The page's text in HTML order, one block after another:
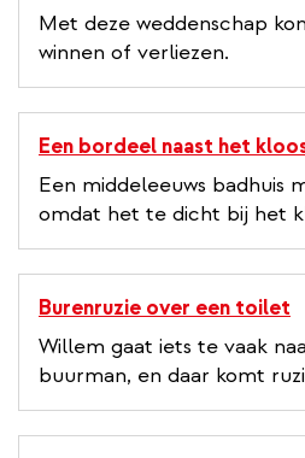
Met deze weddenschap
winnen of verliezen.
Een bordeel naast het
Een middeleeuws badhuis
omdat het te dicht bij het
Burenruzie over een toilet
Willem gaat iets te vaak
buurman, en daar komt